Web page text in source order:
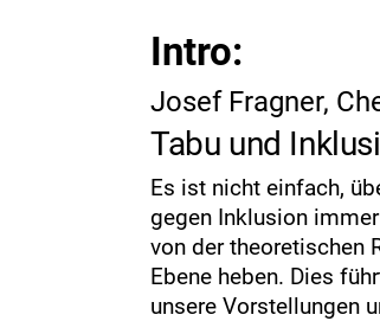
Intro:
Josef Fragner,
Tabu und
Es ist nicht einfach,
gegen Inklusion
von der theoretischen
Ebene heben. Dies
unsere Vorstellungen